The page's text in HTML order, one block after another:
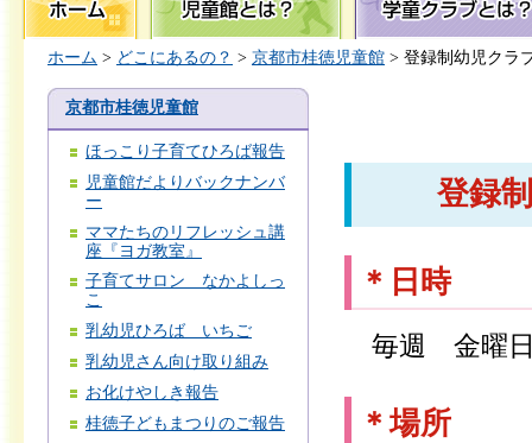
ホーム > どこにあるの？ > 京都市桂徳児童館 > 登録制幼児クラ
京都市桂徳児童館
ほっこり子育てひろば報告
児童館だよりバックナンバ
ー
ママたちのリフレッシュ講
座『ヨガ教室』
子育てサロン なかよしっ
こ
乳幼児ひろば いちご
乳幼児さん向け取り組み
お化けやしき報告
桂徳子どもまつりのご報告
登録
＊日時
毎週 金曜
＊場所